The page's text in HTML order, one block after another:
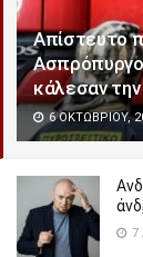
Απίστευτο
κάλεσαν
6 ΟΚΤΩΒΡΊΟΥ,
7